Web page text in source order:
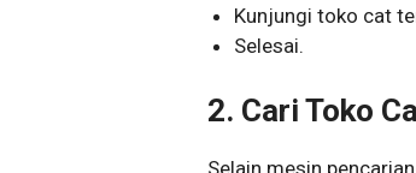
Kunjungi toko cat
Selesai.
2. Cari Toko
Selain mesin